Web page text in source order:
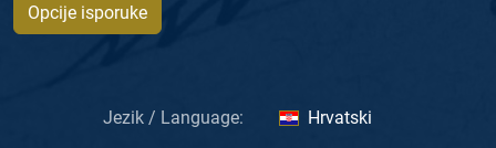
Opcije isporuke
Jezik / Language: Hrvatski